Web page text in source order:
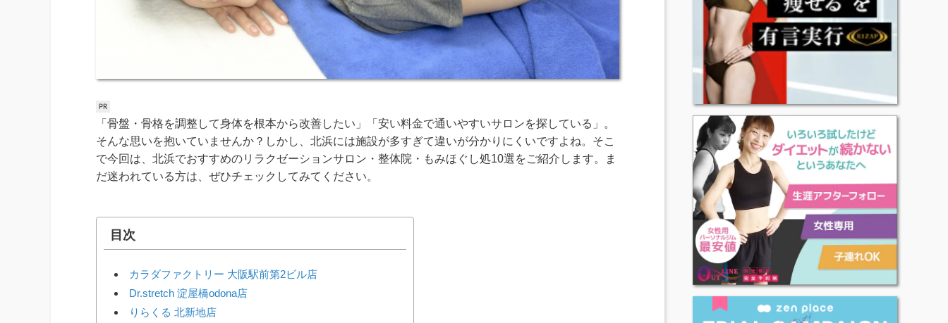
「骨盤・骨格を調整して身体を根本から改善したい」「安い料金で通いやすいサロンを探している」。
そんな思いを抱いていませんか？しかし、北浜には施設が多すぎて違いが分かりにくいですよね。そこ
で今回は、北浜でおすすめのリラクゼーションサロン・整体院・もみほぐし処10選をご紹介します。ま
だ迷われている方は、ぜひチェックしてみてください。
目次
カラダファクトリー 大阪駅前第2ビル店
Dr.stretch 淀屋橋odona店
りらくる 北新地店